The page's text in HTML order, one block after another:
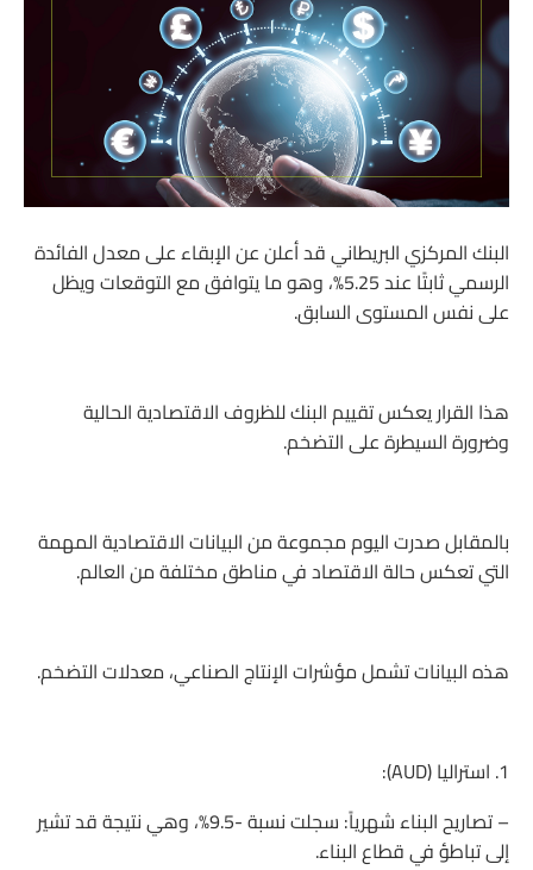
البنك المركزي البريطاني قد أعلن عن الإبقاء على معدل الفائدة
الرسمي ثابتًا عند 5.25%، وهو ما يتوافق مع التوقعات ويظل
على نفس المستوى السابق.
هذا القرار يعكس تقييم البنك للظروف الاقتصادية الحالية
وضرورة السيطرة على التضخم.
بالمقابل صدرت اليوم مجموعة من البيانات الاقتصادية المهمة
التي تعكس حالة الاقتصاد في مناطق مختلفة من العالم.
هذه البيانات تشمل مؤشرات الإنتاج الصناعي، معدلات التضخم.
1. استراليا (AUD):
– تصاريح البناء شهرياً: سجلت نسبة -9.5%، وهي نتيجة قد تشير
إلى تباطؤ في قطاع البناء.